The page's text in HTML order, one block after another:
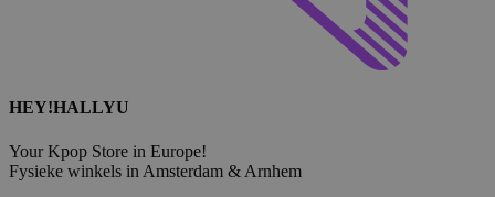
HEY!HALLYU
Your Kpop Store in Europe!
Fysieke winkels in Amsterdam & Arnhem